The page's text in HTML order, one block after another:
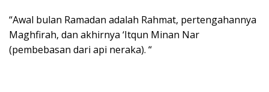
“Awal bulan Ramadan adalah Rahmat, pertengahannya
Maghfirah, dan akhirnya ‘Itqun Minan Nar
(pembebasan dari api neraka). “